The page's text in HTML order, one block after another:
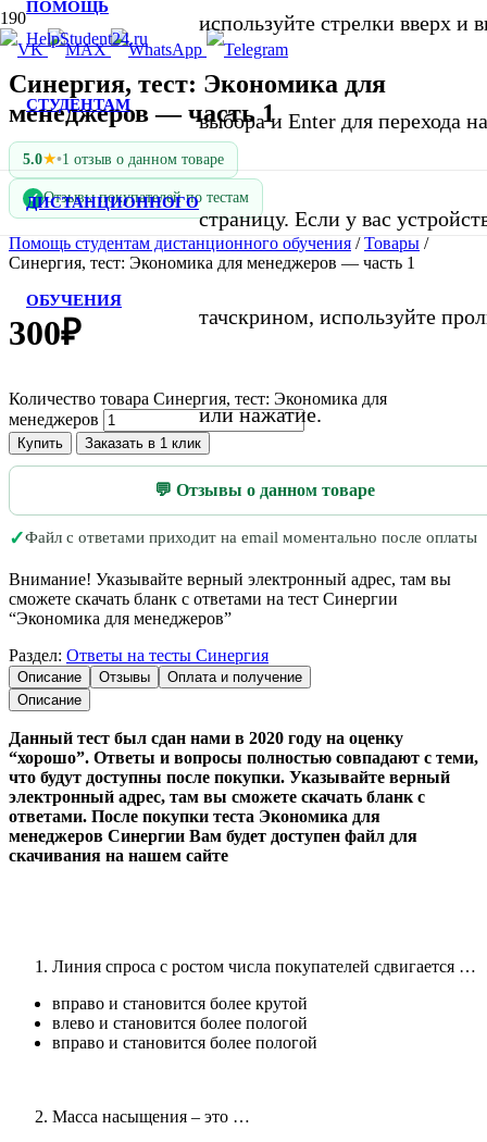
ПОМОЩЬ
СТУДЕНТАМ
ДИСТАНЦИОННОГО
ОБУЧЕНИЯ
используйте стрелки вверх и
выбора и Enter для перехода
страницу. Если у вас
тачскрином, используйте
или нажатие.
Синергия, тест: Экономика для
менеджеров — часть 1
5.0★•1 отзыв о данном товаре
✓ Отзывы покупателей по тестам
Помощь студентам дистанционного обучения /Товары /
Синергия, тест: Экономика для менеджеров — часть 1
300₽
Количество товара Синергия, тест: Экономика для
менеджеров
Купить Заказать в 1 клик
💬 Отзывы о данном товаре
✓Файл с ответами приходит на email моментально после оплаты
Внимание! Указывайте верный электронный адрес, там вы
сможете скачать бланк с ответами на тест Синергии
“Экономика для менеджеров”
Раздел: Ответы на тесты Синергия
Описание Отзывы
Оплата и получение
Описание
Данный тест был сдан нами в 2020 году на оценку
“хорошо”. Ответы и вопросы полностью совпадают с теми,
что будут доступны после покупки. Указывайте верный
электронный адрес, там вы сможете скачать бланк с
ответами. После покупки теста Экономика для
менеджеров Синергии Вам будет доступен файл для
скачивания на нашем сайте
Линия спроса с ростом числа покупателей сдвигается …
вправо и становится более крутой
влево и становится более пологой
вправо и становится более пологой
Масса насыщения – это …